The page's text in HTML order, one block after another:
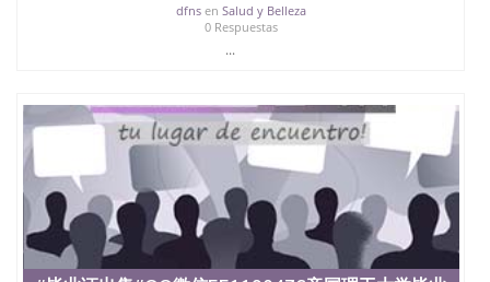
dfnsen Salud y Belleza
0 Respuestas
...